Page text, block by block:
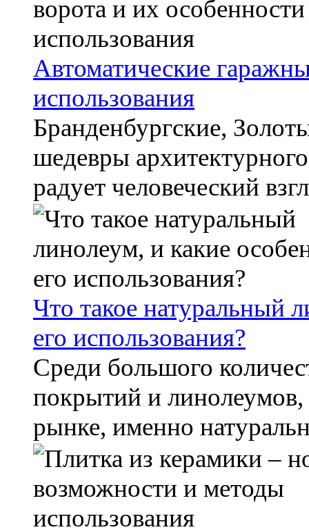
Автоматические
использования
Бранденбургские,
шедевры
радует человеческий
Что такое натуральный
его использования?
Среди большого
покрытий и
рынке, именно